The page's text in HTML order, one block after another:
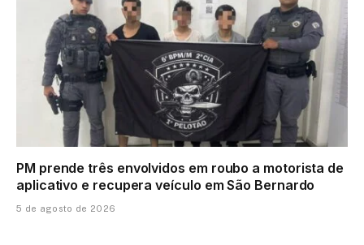
PM prende três envolvidos em roubo a motorista de
aplicativo e recupera veículo em São Bernardo
5 de agosto de 2026